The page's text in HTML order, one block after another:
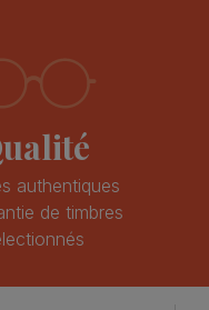
authentiques
de timbres